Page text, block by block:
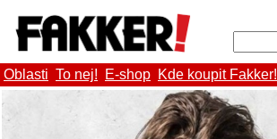
Oblasti To nej! E-shop Kde koupit Fakker!